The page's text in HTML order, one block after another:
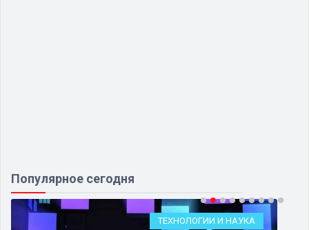
Популярное сегодня
ТЕХНОЛОГИИ И НАУКА